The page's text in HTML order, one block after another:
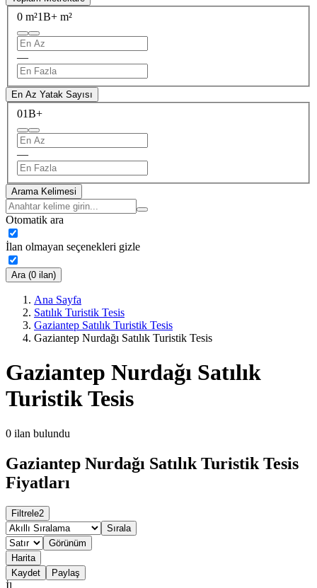
0 m²1B+ m²
—
En Az Yatak Sayısı
01B+
—
Arama Kelimesi
Otomatik ara
İlan olmayan seçenekleri gizle
Ara (0 ilan)
Ana Sayfa
Satılık Turistik Tesis
Gaziantep Satılık Turistik Tesis
Gaziantep Nurdağı Satılık Turistik Tesis
Gaziantep Nurdağı Satılık
Turistik Tesis
0 ilan bulundu
Gaziantep Nurdağı Satılık Turistik Tesis
Fiyatları
Filtrele2
Sırala
Görünüm
Harita
Kaydet
Paylaş